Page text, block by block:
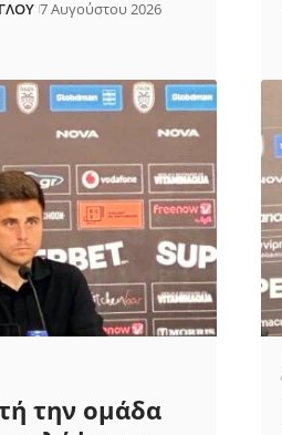
7 Αυγούστου 2026
την ομάδα